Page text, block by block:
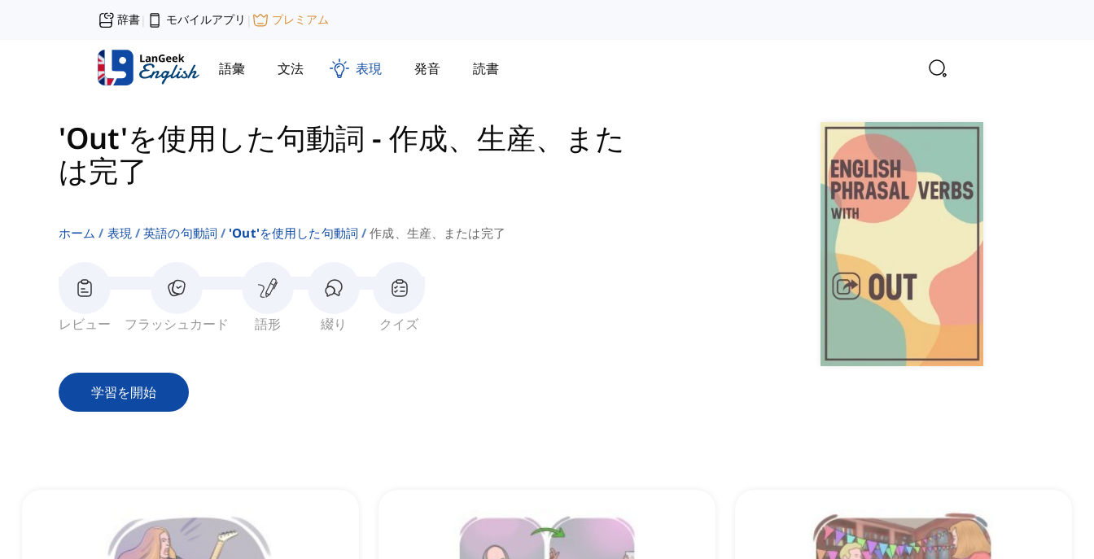
辞書| モバイルアプリ | プレミアム
語彙 文法 表現 発音 読書
'Out'を使用した句動詞 - 作成、生産、また
は完了
ホーム 表現 英語の句動詞 'out'を使用した句動詞 作成、生産、または完了
レビュー フラッシュカード 語形 綴り クイズ
学習を開始